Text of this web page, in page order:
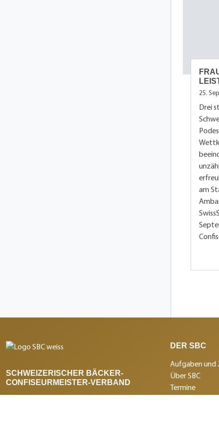
25.
Drei
am
SCHWEIZERISCHER BÄCKER-
CONFISEURMEISTER-VERBAND
DER SBC
Aufgaben und
Über SBC
Termine